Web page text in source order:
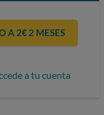
A 2€ 2 MESES
a tu cuenta